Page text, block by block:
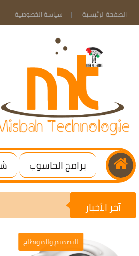
الصفحة الرئيسية سياسة الخصوصية
برامج الحاسوب
آخر الأخبار
التصميم والمونطاج